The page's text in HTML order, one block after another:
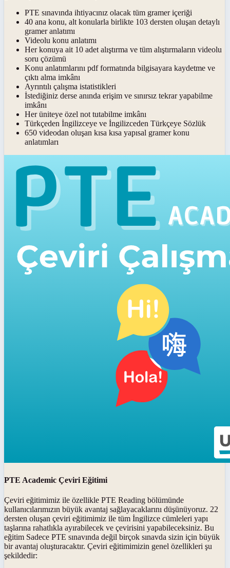
PTE sınavında ihtiyacınız olacak tüm gramer içeriği
40 ana konu, alt konularla birlikte 103 dersten oluşan detaylı
gramer anlatımı
Videolu konu anlatımı
Her konuya ait 10 adet alıştırma ve tüm alıştırmaların videolu
soru çözümü
Konu anlatımlarını pdf formatında bilgisayara kaydetme ve
çıktı alma imkânı
Ayrıntılı çalışma istatistikleri
İstediğiniz derse anında erişim ve sınırsız tekrar yapabilme
imkânı
Her üniteye özel not tutabilme imkânı
Türkçeden İngilizceye ve İngilizceden Türkçeye Sözlük
650 videodan oluşan kısa kısa yapısal gramer konu
anlatımları
PTE Academic Çeviri Eğitimi
Çeviri eğitimimiz ile özellikle PTE Reading bölümünde
kullanıcılarımızın büyük avantaj sağlayacaklarını düşünüyoruz. 22
dersten oluşan çeviri eğitimimiz ile tüm İngilizce cümleleri yapı
taşlarına rahatlıkla ayırabilecek ve çevirisini yapabileceksiniz. Bu
eğitim Sadece PTE sınavında değil birçok sınavda sizin için büyük
bir avantaj oluşturacaktır. Çeviri eğitimimizin genel özellikleri şu
şekildedir: